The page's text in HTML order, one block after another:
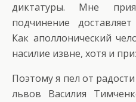
диктатуры. Мне
подчинение
Как аполлонический
насилие извне, хотя и
Поэтому я пел от
львов Василия